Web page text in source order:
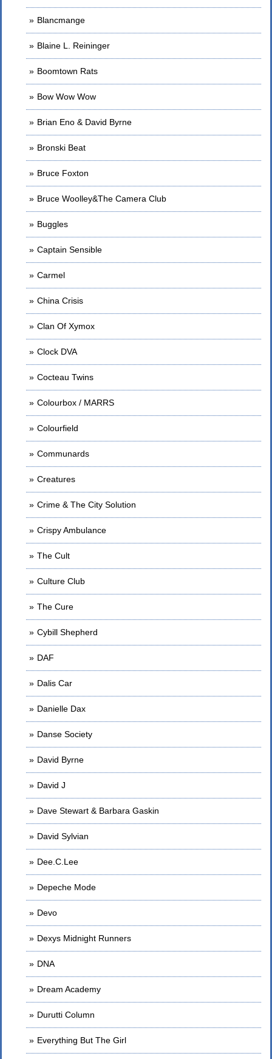
Blancmange
Blaine L. Reininger
Boomtown Rats
Bow Wow Wow
Brian Eno & David Byrne
Bronski Beat
Bruce Foxton
Bruce Woolley&The Camera Club
Buggles
Captain Sensible
Carmel
China Crisis
Clan Of Xymox
Clock DVA
Cocteau Twins
Colourbox / MARRS
Colourfield
Communards
Creatures
Crime & The City Solution
Crispy Ambulance
The Cult
Culture Club
The Cure
Cybill Shepherd
DAF
Dalis Car
Danielle Dax
Danse Society
David Byrne
David J
Dave Stewart & Barbara Gaskin
David Sylvian
Dee.C.Lee
Depeche Mode
Devo
Dexys Midnight Runners
DNA
Dream Academy
Durutti Column
Everything But The Girl